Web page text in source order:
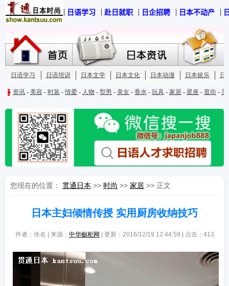
您现在的位置： 贯通日本 >> 时尚 >> 家居 >> 正文
日本主妇倾情传授 实用厨房收纳技巧
作者：佚名 | 来源： 中华橱柜网 | 更新：2016/12/19 12:44:59 | 点击： 413